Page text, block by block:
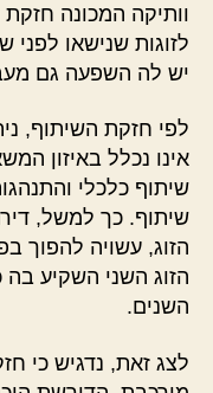
וותיקה המכונה
יש לה השפעה גם
לפי חזקת השיתוף,
אינו נכלל באיזון
שיתוף כלכלי
שיתוף. כך למשל,
הזוג, עשויה להפוך
הזוג השני השקיע
השנים.
לצג זאת, נדגיש כי